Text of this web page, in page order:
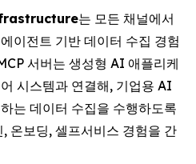
는 모든 채널에서
이전트 기반 데이터 수집 경험
서버는 생성형 AI 애플리케
시스템과 연결해, 기업용 AI
는 데이터 수집을 수행하도록
온보딩, 셀프서비스 경험을 간